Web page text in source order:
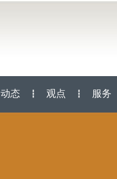
动态 ┇ 观点 ┇ 服务